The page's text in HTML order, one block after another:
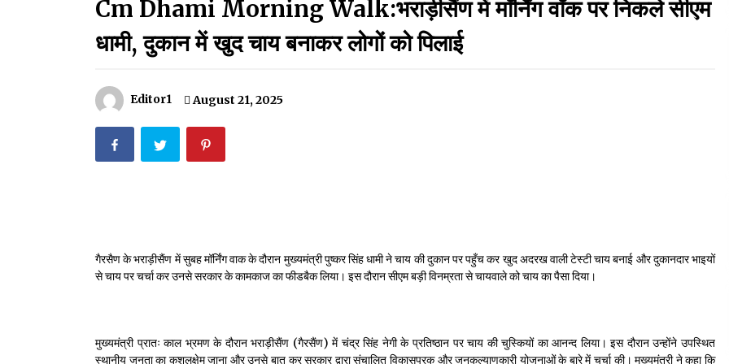
मदरसों का नाम अब्दुल कलाम के नाम पर रखने की घोषणा
December 18, 2023
September 7, 2023
May 14, 2022
Cm Dhami Morning Walk:भराड़ीसैंण में मॉर्निंग वॉक पर निकले सीएम
धामी, दुकान में खुद चाय बनाकर लोगों को पिलाई
Editor1 August 21, 2025
गैरसैण के भराड़ीसैंण में सुबह मॉर्निंग वाक के दौरान मुख्यमंत्री पुष्कर सिंह धामी ने चाय की दुकान पर पहुँच कर खुद अदरख वाली टेस्टी चाय बनाई और दुकानदार भाइयों
से चाय पर चर्चा कर उनसे सरकार के कामकाज का फीडबैक लिया। इस दौरान सीएम बड़ी विनम्रता से चायवाले को चाय का पैसा दिया।
मुख्यमंत्री प्रातः काल भ्रमण के दौरान भराड़ीसैंण (गैरसैंण) में चंद्र सिंह नेगी के प्रतिष्ठान पर चाय की चुस्कियों का आनन्द लिया। इस दौरान उन्होंने उपस्थित
स्थानीय जनता का कुशलक्षेम जाना और उनसे बात कर सरकार द्वारा संचालित विकासपरक और जनकल्याणकारी योजनाओं के बारे में चर्चा की। मुख्यमंत्री ने कहा कि